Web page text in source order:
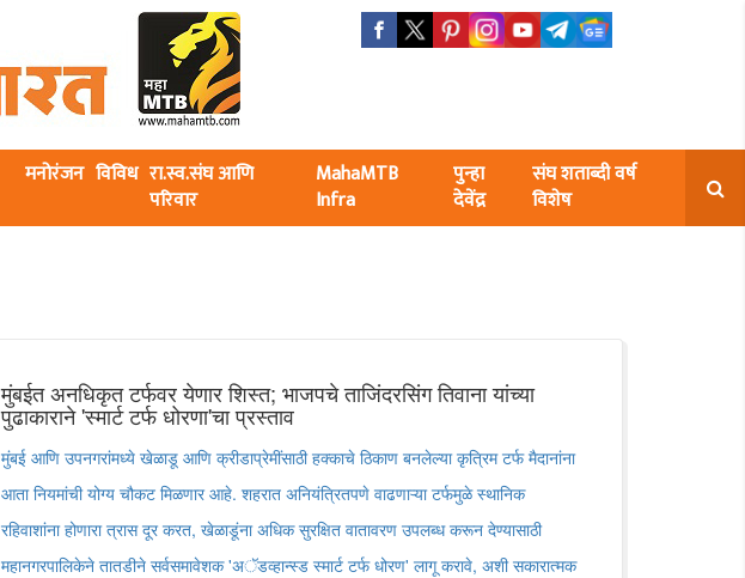
मनोरंजन विविध रा.स्व.संघ आणि
परिवार
MahaMTB
Infra
पुन्हा
देवेंद्र
संघ शताब्दी वर्ष
विशेष
मुंबईत अनधिकृत टर्फवर येणार शिस्त; भाजपचे ताजिंदरसिंग तिवाना यांच्या
पुढाकाराने 'स्मार्ट टर्फ धोरणा'चा प्रस्ताव
मुंबई आणि उपनगरांमध्ये खेळाडू आणि क्रीडाप्रेमींसाठी हक्काचे ठिकाण बनलेल्या कृत्रिम टर्फ मैदानांना
आता नियमांची योग्य चौकट मिळणार आहे. शहरात अनियंत्रितपणे वाढणाऱ्या टर्फमुळे स्थानिक
रहिवाशांना होणारा त्रास दूर करत, खेळाडूंना अधिक सुरक्षित वातावरण उपलब्ध करून देण्यासाठी
महानगरपालिकेने तातडीने सर्वसमावेशक 'अॅडव्हान्स्ड स्मार्ट टर्फ धोरण' लागू करावे, अशी सकारात्मक